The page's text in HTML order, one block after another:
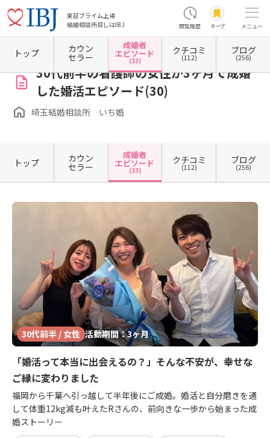
東証プライム上場
結婚相談所探しはIBJ
閲覧履歴 キープ メニュー
ホーム 埼玉県の結婚相談所 埼玉県川口市 埼玉結婚相談所 いち婚 成婚者エピソー
30代前半の看護師の女性が3ヶ月で成婚
した婚活エピソード(30)
埼玉結婚相談所 いち婚
トップ カウン
セラー
成婚者
エピソード
(33)
クチコミ
(112)
ブログ
(256)
トップ カウン
セラー
成婚者
エピソード
(33)
クチコミ
(112)
ブログ
(256)
30代前半 / 女性 活動期間：3ヶ月
「婚活って本当に出会えるの？」そんな不安が、幸せな
ご縁に変わりました
福岡から千葉へ引っ越して半年後にご成婚。婚活と自分磨きを通
して体重12kg減も叶えたRさんの、前向きな一歩から始まった成
婚ストーリー